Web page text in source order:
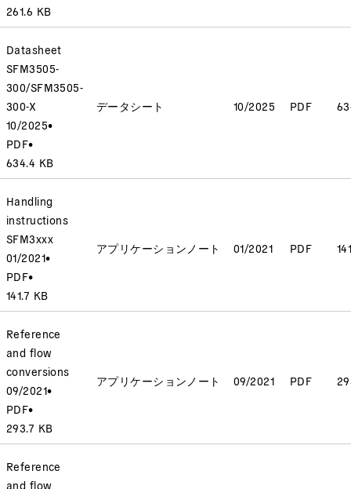
261.6 KB
Datasheet
SFM3505-
300/SFM3505-
300-X
10/2025•
PDF•
634.4 KB
データシート 10/2025 PDF
Handling
instructions
SFM3xxx
01/2021•
PDF•
141.7 KB
アプリケーションノート 01/2021 PDF
Reference
and flow
conversions
09/2021•
PDF•
293.7 KB
アプリケーションノート 09/2021 PDF
Reference
and flow